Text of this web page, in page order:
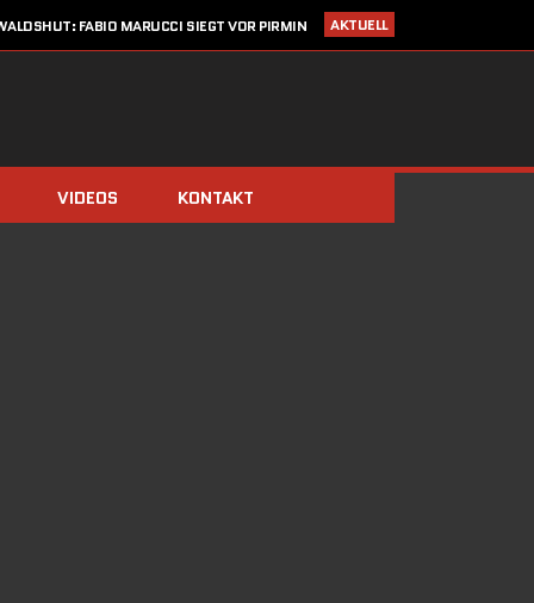
AKTUELL
FABIO MARUCCI SIEGT VOR PIRMIN
(ZIMMERLI/BERGER) UND DOMINIK STÖCKS DIE
BIATHLON-CHAMPIONS 2019
VIDEOS KONTAKT